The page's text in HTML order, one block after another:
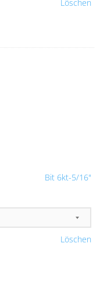
Löschen
Bit 6kt-5/16"
Löschen